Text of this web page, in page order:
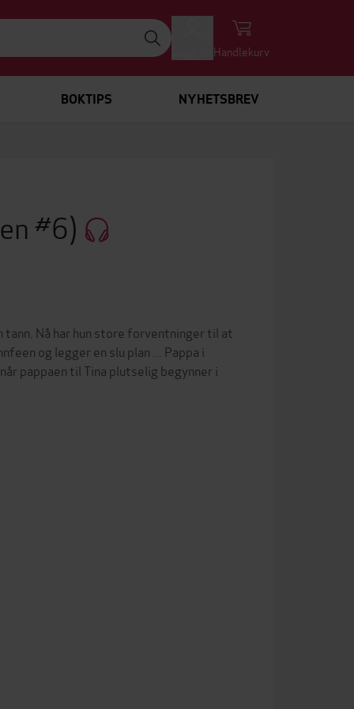
Handlekurv
BOKTIPS NYHETSBREV
#6)
tann. Nå har hun store forventninger til at
og legger en slu plan ... Pappa i
pappaen til Tina plutselig begynner i